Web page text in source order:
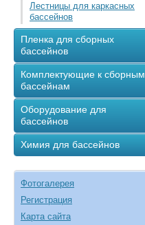
Лестницы для каркасных
бассейнов
Пленка для сборных
бассейнов
Комплектующие к сборным
бассейнам
Оборудование для
бассейнов
Химия для бассейнов
Фотогалерея
Регистрация
Карта сайта